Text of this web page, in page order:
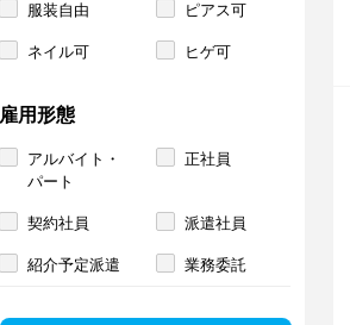
服装自由 ピアス可
ネイル可 ヒゲ可
雇用形態
アルバイト・
パート
正社員
契約社員 派遣社員
紹介予定派遣 業務委託